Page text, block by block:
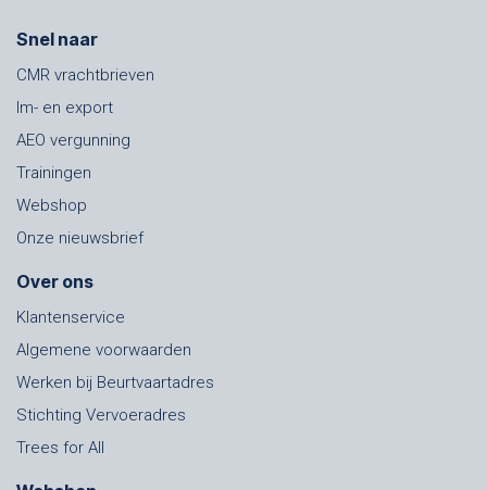
Snel naar
CMR vrachtbrieven
Im- en export
AEO vergunning
Trainingen
Webshop
Onze nieuwsbrief
Over ons
Klantenservice
Algemene voorwaarden
Werken bij Beurtvaartadres
Stichting Vervoeradres
Trees for All